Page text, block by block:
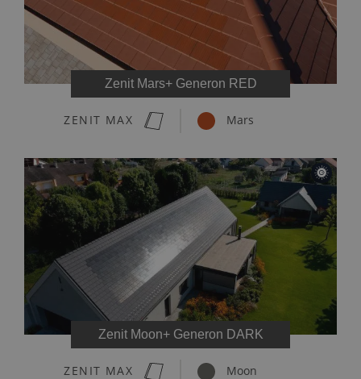
Zenit Mars+ Generon RED
ZENIT MAX Mars
Zenit Moon+ Generon DARK
ZENIT MAX Moon